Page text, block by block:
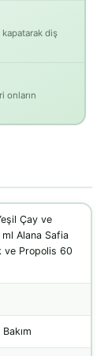
kapatarak diş
onların
Çay ve
Alana Safia
ve Propolis 60